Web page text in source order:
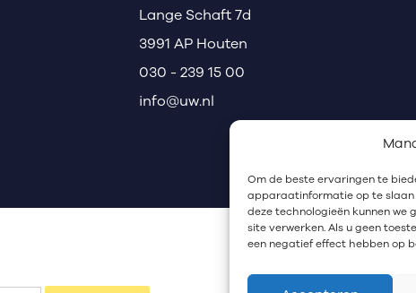
Om de beste ervaringen te
apparaatinformatie op te slaan
deze technologieën kunnen we
site verwerken. Als u geen
een negatief effect hebben op
Lange Schaft 7d
3991 AP Houten
030 - 239 15 00
info@uw.nl